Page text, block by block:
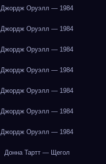
Джордж Оруэлл — 1984
Джордж Оруэлл — 1984
Джордж Оруэлл — 1984
Джордж Оруэлл — 1984
Джордж Оруэлл — 1984
Джордж Оруэлл — 1984
Джордж Оруэлл — 1984
Донна Тартт — Щегол